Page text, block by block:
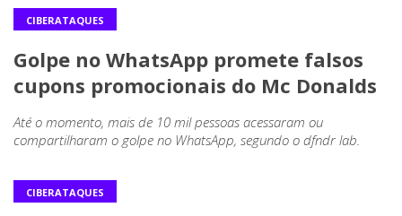
CIBERATAQUES
Golpe no WhatsApp promete falsos
cupons promocionais do Mc Donalds
Até o momento, mais de 10 mil pessoas acessaram ou
compartilharam o golpe no WhatsApp, segundo o dfndr lab.
CIBERATAQUES